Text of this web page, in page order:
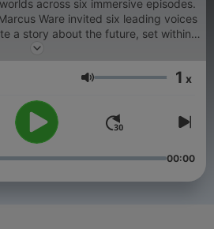
across six immersive episodes.
Ware invited six leading voices
a story about the future, set within a
stories invite listeners to experience
the stories, the authors join Syrus in
Volumen 1 x
00:00